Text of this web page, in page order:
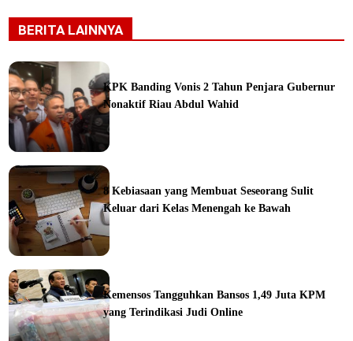
BERITA LAINNYA
KPK Banding Vonis 2 Tahun Penjara Gubernur
Nonaktif Riau Abdul Wahid
8 Kebiasaan yang Membuat Seseorang Sulit
Keluar dari Kelas Menengah ke Bawah
Kemensos Tangguhkan Bansos 1,49 Juta KPM
yang Terindikasi Judi Online